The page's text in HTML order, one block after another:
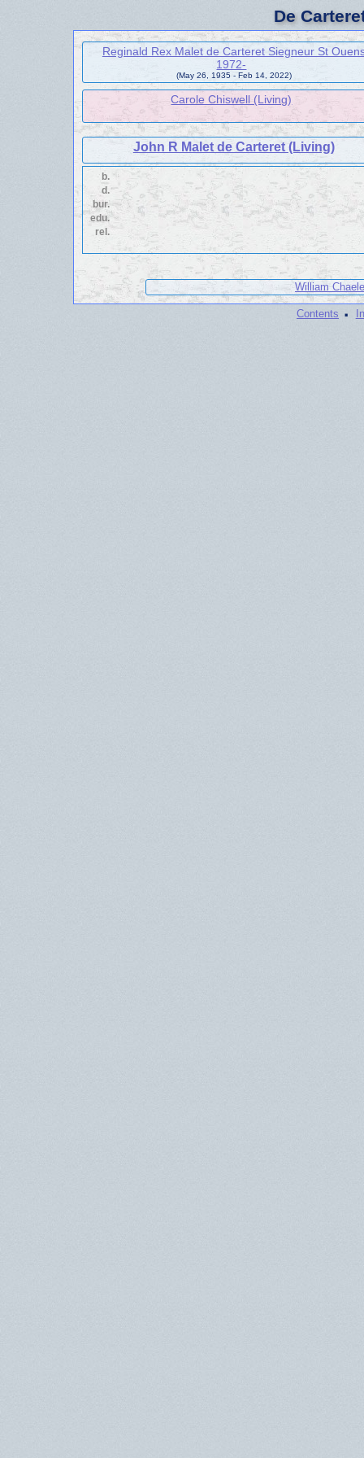
De
Reginald Rex Malet de Carteret Siegneur St
1972-
(May 26, 1935 - Feb 14, 2022)
Carole Chiswell (Living)
John R Malet de Carteret (Living)
b.
d.
bur.
edu.
rel.
William
Contents ·